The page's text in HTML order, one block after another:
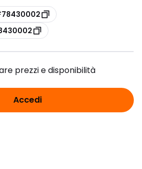
prezzi e disponibilità
Accedi